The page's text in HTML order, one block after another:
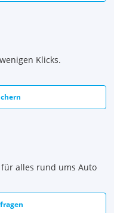
Klicks.
alles rund ums Auto